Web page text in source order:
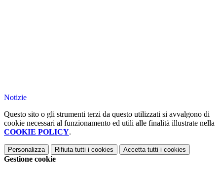
Notizie
Questo sito o gli strumenti terzi da questo utilizzati si avvalgono di
cookie necessari al funzionamento ed utili alle finalità illustrate nella
COOKIE POLICY.
Personalizza Rifiuta tutti i cookies Accetta tutti i cookies
Gestione cookie